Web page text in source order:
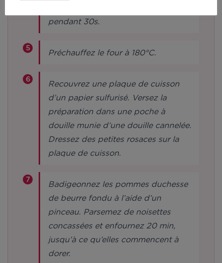
pendant 30s.
Préchauffez le four à 180°C.
Recouvrez une plaque de cuisson
d’un papier sulfurisé. Versez la
préparation dans une poche à
douille munie d’une douille cannelée.
Dressez des petites rosaces sur la
plaque de cuisson.
Badigeonnez les pommes duchesse
de beurre fondu à l’aide d’un
pinceau. Parsemez de noisettes
concassées et enfournez 20 min,
jusqu’à ce qu’elles commencent à
dorer.